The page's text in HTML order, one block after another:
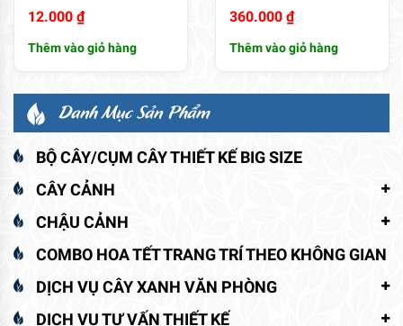
12.000 ₫
Thêm vào giỏ hàng
360.000 ₫
Thêm vào giỏ hàng
Danh Mục Sản Phẩm
BỘ CÂY/CỤM CÂY THIẾT KẾ BIG SIZE
CÂY CẢNH
CHẬU CẢNH
COMBO HOA TẾT TRANG TRÍ THEO KHÔNG GIAN
DỊCH VỤ CÂY XANH VĂN PHÒNG
DỊCH VỤ TƯ VẤN THIẾT KẾ